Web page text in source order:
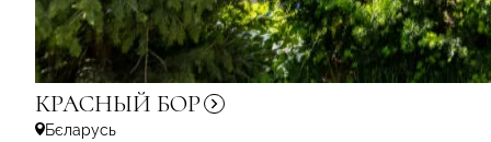
КРАСНЫЙ БОР
Бєларусь